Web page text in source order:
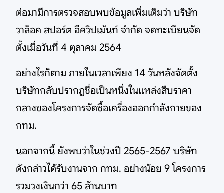
ต่อมามีการตรวจสอบพบข้อมูลเพิ่มเติมว่า บริษัท
วาล็อค สปอร์ต อีควิปเม้นท์ จำกัด จดทะเบียนจัด
ตั้งเมื่อวันที่ 4 ตุลาคม 2564
อย่างไรก็ตาม ภายในเวลาเพียง 14 วันหลังจัดตั้ง
บริษัทกลับปรากฏชื่อเป็นหนึ่งในแหล่งสืบราคา
กลางของโครงการจัดซื้อเครื่องออกกำลังกายของ
กทม.
นอกจากนี้ ยังพบว่าในช่วงปี 2565-2567 บริษัท
ดังกล่าวได้รับงานจาก กทม. อย่างน้อย 9 โครงการ
รวมวงเงินกว่า 65 ล้านบาท